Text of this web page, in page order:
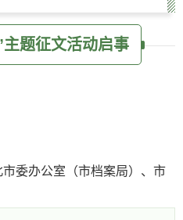
主题征文活动启事
委办公室（市档案局）、市